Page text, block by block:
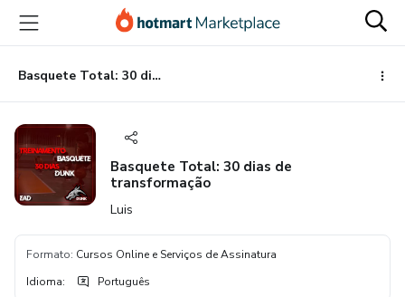
para
conteúdo
principal
para
pagamento
para
rodapé
Basquete Total: 30 dias de transformação
Basquete Total: 30 dias de
transformação
Luis
Formato: Cursos Online e Serviços de Assinatura
Idioma: Português